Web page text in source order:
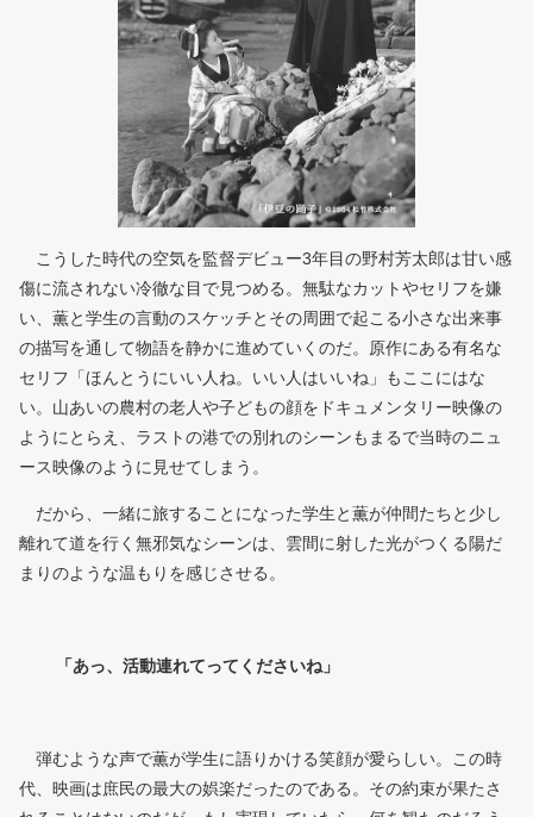
こうした時代の空気を監督デビュー3年目の野村芳太郎は甘い感
傷に流されない冷徹な目で見つめる。無駄なカットやセリフを嫌
い、薫と学生の言動のスケッチとその周囲で起こる小さな出来事
の描写を通して物語を静かに進めていくのだ。原作にある有名な
セリフ「ほんとうにいい人ね。いい人はいいね」もここにはな
い。山あいの農村の老人や子どもの顔をドキュメンタリー映像の
ようにとらえ、ラストの港での別れのシーンもまるで当時のニュ
ース映像のように見せてしまう。
だから、一緒に旅することになった学生と薫が仲間たちと少し
離れて道を行く無邪気なシーンは、雲間に射した光がつくる陽だ
まりのような温もりを感じさせる。
「あっ、活動連れてってくださいね」
弾むような声で薫が学生に語りかける笑顔が愛らしい。この時
代、映画は庶民の最大の娯楽だったのである。その約束が果たさ